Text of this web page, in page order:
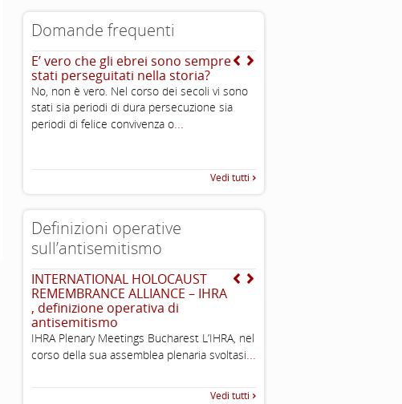
Domande frequenti
E’ vero che gli ebrei sono sempre
stati perseguitati nella storia?
No, non è vero. Nel corso dei secoli vi sono
stati sia periodi di dura persecuzione sia
periodi di felice convivenza o...
Vedi tutti
Definizioni operative
sull’antisemitismo
INTERNATIONAL HOLOCAUST
REMEMBRANCE ALLIANCE – IHRA
, definizione operativa di
antisemitismo
IHRA Plenary Meetings Bucharest L’IHRA, nel
corso della sua assemblea plenaria svoltasi...
Vedi tutti